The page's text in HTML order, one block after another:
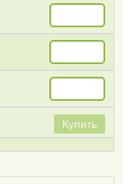
Купить